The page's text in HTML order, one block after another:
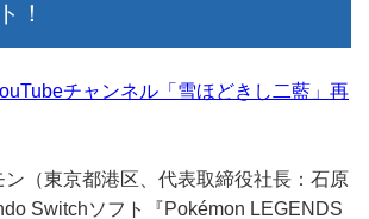
！
チャンネル「雪ほどきし二藍」再
（東京都港区、代表取締役社長：石原
Switchソフト『Pokémon LEGENDS